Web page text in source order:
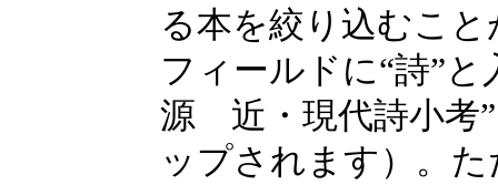
る本を絞り込むこ
フィールドに“詩”と
源 近・現代詩小考
ップされます）。